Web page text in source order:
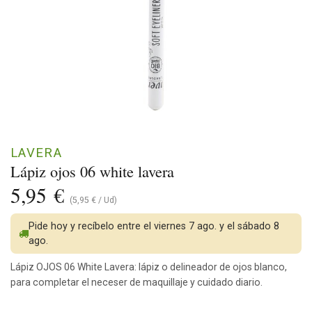
Lápiz ojos 06 white lavera
LAVERA
5,95 € (5,95 € / Ud)
Pide hoy y recíbelo entre el viernes 7 ago. y el sábado 8
ago.
Lápiz OJOS 06 White Lavera: lápiz o delineador de ojos blanco,
para completar el neceser de maquillaje y cuidado diario.